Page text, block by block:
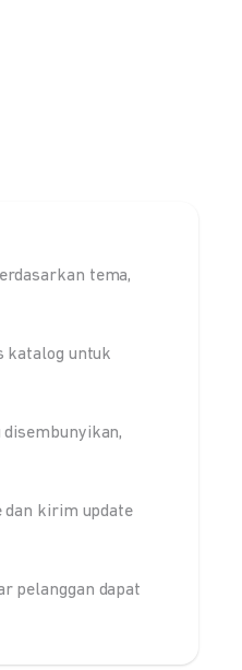
tema,
katalog untuk
dan kirim update
pelanggan dapat